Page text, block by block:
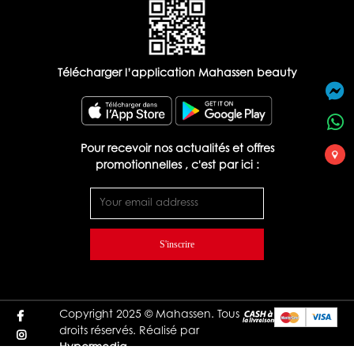
Télécharger l’application Mahassen beauty
Pour recevoir nos actualités et offres
promotionnelles , c'est par ici :
S'inscrire
Copyright 2025 © Mahassen. Tous
droits réservés. Réalisé par
Hypermedia